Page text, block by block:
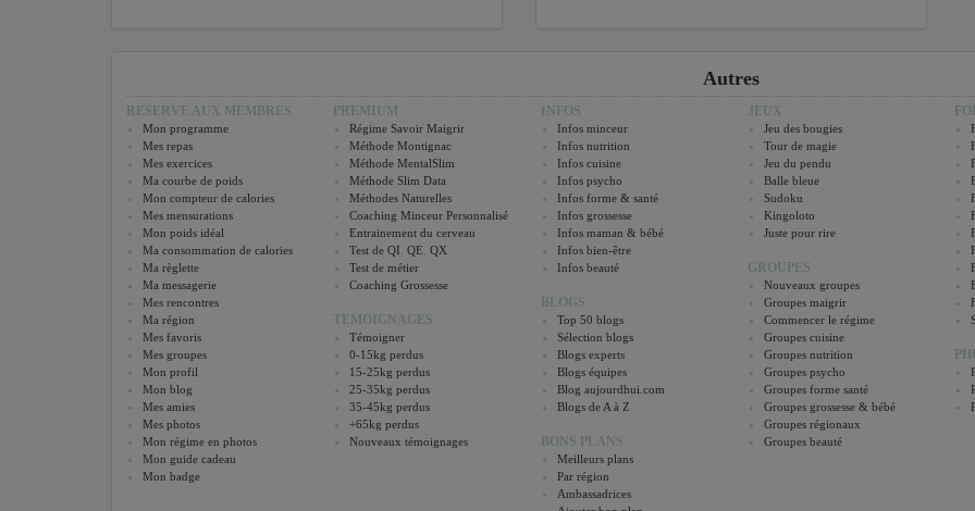
Autres
RESERVE AUX MEMBRES
Mon programme
Mes repas
Mes exercices
Ma courbe de poids
Mon compteur de calories
Mes mensurations
Mon poids idéal
Ma consommation de calories
Ma règlette
Ma messagerie
Mes rencontres
Ma région
Mes favoris
Mes groupes
Mon profil
Mon blog
Mes amies
Mes photos
Mon régime en photos
Mon guide cadeau
Mon badge
PREMIUM
Régime Savoir Maigrir
Méthode Montignac
Méthode MentalSlim
Méthode Slim Data
Méthodes Naturelles
Coaching Minceur Personnalisé
Entrainement du cerveau
Test de QI ,QE ,QX
Test de métier
Coaching Grossesse
TEMOIGNAGES
Témoigner
0-15kg perdus
15-25kg perdus
25-35kg perdus
35-45kg perdus
+65kg perdus
Nouveaux témoignages
INFOS
Infos minceur
Infos nutrition
Infos cuisine
Infos psycho
Infos forme & santé
Infos grossesse
Infos maman & bébé
Infos bien-être
Infos beauté
BLOGS
Top 50 blogs
Sélection blogs
Blogs experts
Blogs équipes
Blog aujourdhui.com
Blogs de A à Z
BONS PLANS
Meilleurs plans
Par région
Ambassadrices
JEUX
Jeu des bougies
Tour de magie
Jeu du pendu
Balle bleue
Sudoku
Kingoloto
Juste pour rire
GROUPES
Nouveaux groupes
Groupes maigrir
Commencer le régime
Groupes cuisine
Groupes nutrition
Groupes psycho
Groupes forme santé
Groupes grossesse & bébé
Groupes régionaux
Groupes beauté